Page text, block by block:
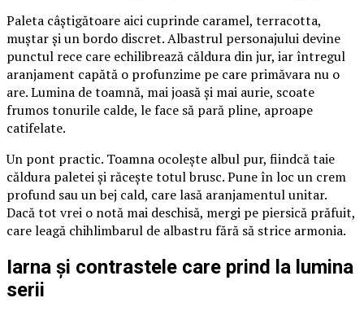
Paleta câștigătoare aici cuprinde caramel, terracotta,
muștar și un bordo discret. Albastrul personajului devine
punctul rece care echilibrează căldura din jur, iar întregul
aranjament capătă o profunzime pe care primăvara nu o
are. Lumina de toamnă, mai joasă și mai aurie, scoate
frumos tonurile calde, le face să pară pline, aproape
catifelate.
Un pont practic. Toamna ocolește albul pur, fiindcă taie
căldura paletei și răcește totul brusc. Pune în loc un crem
profund sau un bej cald, care lasă aranjamentul unitar.
Dacă tot vrei o notă mai deschisă, mergi pe piersică prăfuit,
care leagă chihlimbarul de albastru fără să strice armonia.
Iarna și contrastele care prind la lumina
serii